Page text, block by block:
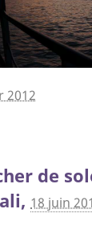
2012
de
18 juin